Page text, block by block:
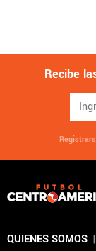
Recibe
QUIENES SOMOS |